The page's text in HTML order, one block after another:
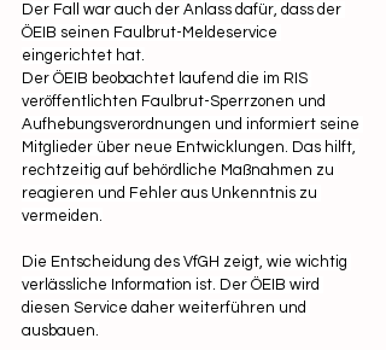
Der Fall war auch der Anlass dafür, dass der
ÖEIB seinen Faulbrut-Meldeservice
eingerichtet hat.
Der ÖEIB beobachtet laufend die im RIS
veröffentlichten Faulbrut-Sperrzonen und
Aufhebungsverordnungen und informiert seine
Mitglieder über neue Entwicklungen. Das hilft,
rechtzeitig auf behördliche Maßnahmen zu
reagieren und Fehler aus Unkenntnis zu
vermeiden.
Die Entscheidung des VfGH zeigt, wie wichtig
verlässliche Information ist. Der ÖEIB wird
diesen Service daher weiterführen und
ausbauen.